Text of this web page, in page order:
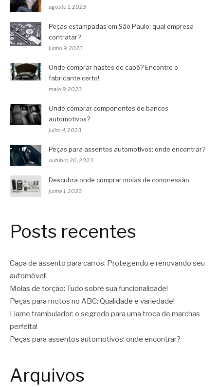
agosto 1, 2023
Peças estampadas em São Paulo: qual empresa
contratar?
junho 9, 2023
Onde comprar hastes de capô? Encontre o
fabricante certo!
maio 9, 2023
Onde comprar componentes de bancos
automotivos?
julho 4, 2023
Peças para assentos automotivos: onde encontrar?
outubro 20, 2023
Descubra onde comprar molas de compressão
junho 1, 2023
Posts recentes
Capa de assento para carros: Protegendo e renovando seu
automóvel!
Molas de torção: Tudo sobre sua funcionalidade!
Peças para motos no ABC: Qualidade e variedade!
Liame trambulador: o segredo para uma troca de marchas
perfeita!
Peças para assentos automotivos: onde encontrar?
Arquivos